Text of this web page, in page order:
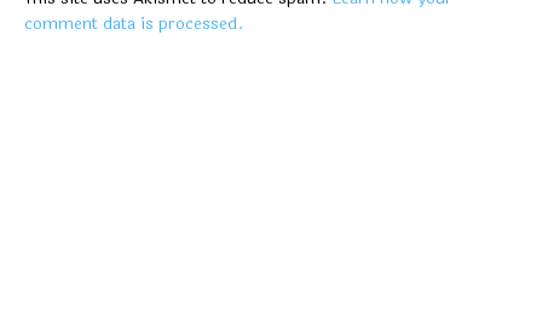
comment data is processed.